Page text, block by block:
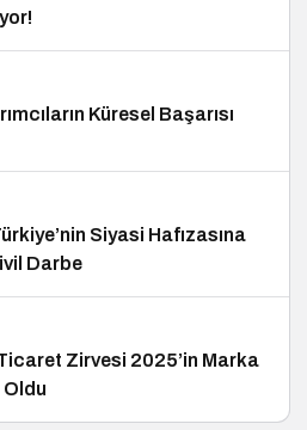
Küresel Başarısı
Siyasi Hafızasına
Darbe
Zirvesi 2025’in Marka
Oldu